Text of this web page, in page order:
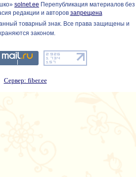
solnet.ee Перепубликация материалов без
редакции и авторов запрещена
товарный знак. Все права защищены и
законом.
Сервер: fiber.ee